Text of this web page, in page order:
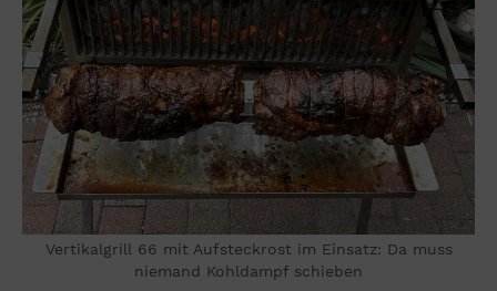
Vertikalgrill 66 mit Aufsteckrost im Einsatz: Da muss
niemand Kohldampf schieben